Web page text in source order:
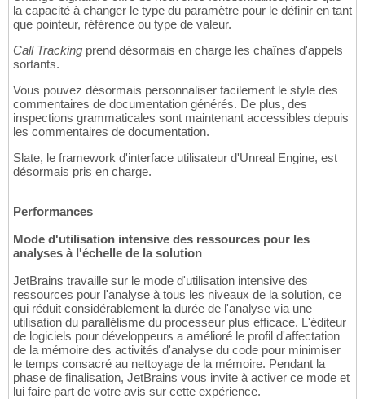
la capacité à changer le type du paramètre pour le définir en tant
que pointeur, référence ou type de valeur.
Call Tracking prend désormais en charge les chaînes d'appels
sortants.
Vous pouvez désormais personnaliser facilement le style des
commentaires de documentation générés. De plus, des
inspections grammaticales sont maintenant accessibles depuis
les commentaires de documentation.
Slate, le framework d'interface utilisateur d'Unreal Engine, est
désormais pris en charge.
Performances
Mode d'utilisation intensive des ressources pour les
analyses à l'échelle de la solution
JetBrains travaille sur le mode d'utilisation intensive des
ressources pour l'analyse à tous les niveaux de la solution, ce
qui réduit considérablement la durée de l'analyse via une
utilisation du parallélisme du processeur plus efficace. L'éditeur
de logiciels pour développeurs a amélioré le profil d'affectation
de la mémoire des activités d'analyse du code pour minimiser
le temps consacré au nettoyage de la mémoire. Pendant la
phase de finalisation, JetBrains vous invite à activer ce mode et
lui faire part de votre avis sur cette expérience.